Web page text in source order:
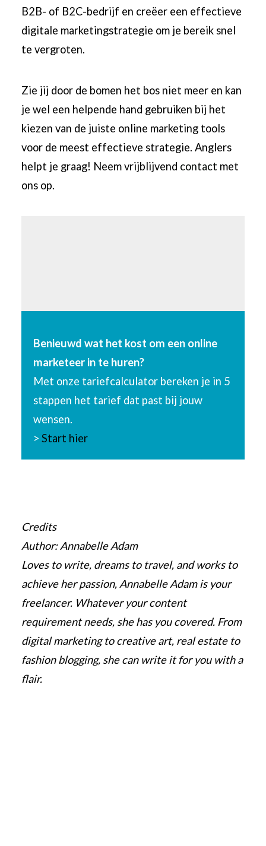
B2B- of B2C-bedrijf en creëer een effectieve
digitale marketingstrategie om je bereik snel
te vergroten.
Zie jij door de bomen het bos niet meer en kan
je wel een helpende hand gebruiken bij het
kiezen van de juiste online marketing tools
voor de meest effectieve strategie. Anglers
helpt je graag! Neem vrijblijvend contact met
ons op.
Benieuwd wat het kost om een online
marketeer in te huren?
Met onze tariefcalculator bereken je in 5
stappen het tarief dat past bij jouw
wensen.
>Start hier
Credits
Author: Annabelle Adam
Loves to write, dreams to travel, and works to
achieve her passion, Annabelle Adam is your
freelancer. Whatever your content
requirement needs, she has you covered. From
digital marketing to creative art, real estate to
fashion blogging, she can write it for you with a
flair.